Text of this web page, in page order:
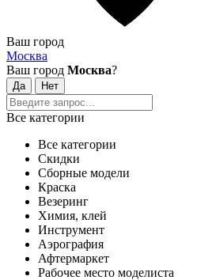
Ваш город
Москва
Ваш город Москва?
Все категории
Все категории
Скидки
Сборные модели
Краска
Везеринг
Химия, клей
Инструмент
Аэрография
Афтермаркет
Рабочее место моделиста